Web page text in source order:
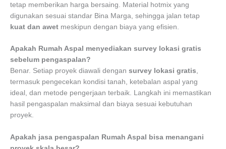
tetap memberikan harga bersaing. Material hotmix yang
digunakan sesuai standar Bina Marga, sehingga jalan tetap
kuat dan awet meskipun dengan biaya yang efisien.
Apakah Rumah Aspal menyediakan survey lokasi gratis
sebelum pengaspalan?
Benar. Setiap proyek diawali dengan survey lokasi gratis,
termasuk pengecekan kondisi tanah, ketebalan aspal yang
ideal, dan metode pengerjaan terbaik. Langkah ini memastikan
hasil pengaspalan maksimal dan biaya sesuai kebutuhan
proyek.
Apakah jasa pengaspalan Rumah Aspal bisa menangani